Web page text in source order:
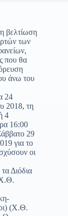
βελτίωση
των
που θα
άνω του
24
2018, τη
4
16:00
29
για το
οι
Διόδια
(Χ.Θ.